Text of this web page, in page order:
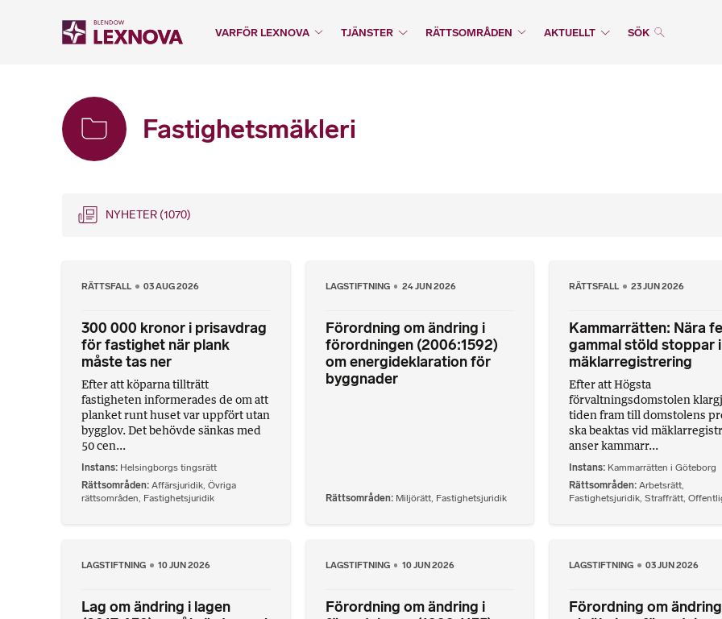
VARFÖR LEXNOVA TJÄNSTER RÄTTSOMRÅDEN AKTUELLT SÖK
Fastighetsmäkleri
NYHETER (1070)
RÄTTSFALL 03 AUG 2026
300 000 kronor i prisavdrag
för fastighet när plank
måste tas ner
Efter att köparna tillträtt
fastigheten informerades de om att
planket runt huset var uppfört utan
bygglov. Det behövde sänkas med
50 cen...
Instans Helsingborgs tingsrätt
Rättsområden Affärsjuridik Övriga
rättsområden Fastighetsjuridik
LAGSTIFTNING 24 JUN 2026
Förordning om ändring i
förordningen (2006:1592)
om energideklaration för
byggnader
Rättsområden Miljörätt, Fastighetsjuridik
RÄTTSFALL 23 JUN 2026
Kammarrätten: Nära
gammal stöld stoppar
mäklarregistrering
Efter att Högsta
förvaltningsdomstolen
tiden fram till domstolens
ska beaktas vid
anser kammarr...
Instans Kammarrätten i Göteborg
Rättsområden Arbetsrätt
Fastighetsjuridik Straffrätt
LAGSTIFTNING 10 JUN 2026
Lag om ändring i lagen
LAGSTIFTNING 10 JUN 2026
Förordning om ändring i
LAGSTIFTNING 03 JUN 2026
Förordning om